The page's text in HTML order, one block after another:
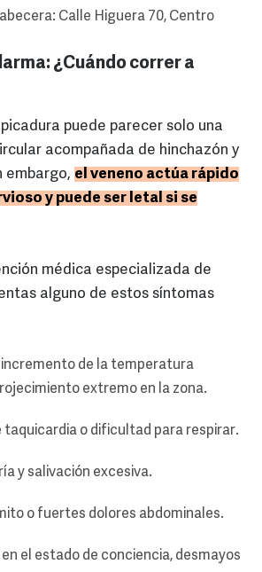
Calle Higuera 70, Centro
¿Cuándo correr a
puede parecer solo una
acompañada de hinchazón y
embargo, el veneno actúa rápido
y puede ser letal si se
médica especializada de
alguno de estos síntomas
incremento de la temperatura
extremo en la zona.
taquicardia o dificultad para respirar.
y salivación excesiva.
o fuertes dolores abdominales.
el estado de conciencia, desmayos